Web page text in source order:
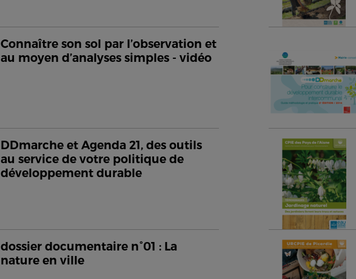
Connaître son sol par l’observation et
au moyen d’analyses simples - vidéo
DDmarche et Agenda 21, des outils
au service de votre politique de
développement durable
dossier documentaire n°01 : La
nature en ville